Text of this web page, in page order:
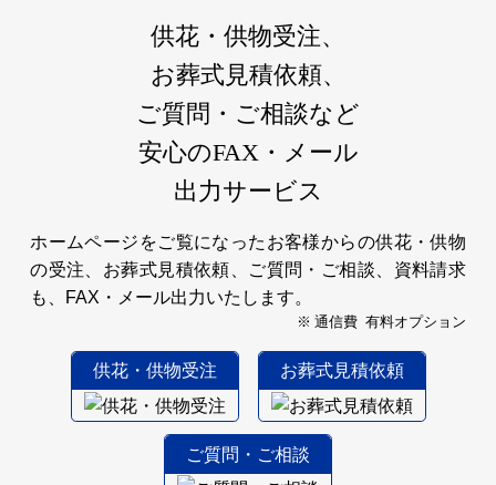
供花・供物受注、
お葬式見積依頼、
ご質問・ご相談など
安心のFAX・メール
出力サービス
ホームページをご覧になったお客様からの供花・供物
の受注、お葬式見積依頼、ご質問・ご相談、資料請求
も、FAX・メール出力いたします。
※ 通信費 有料オプション
供花・供物受注 お葬式見積依頼
ご質問・ご相談